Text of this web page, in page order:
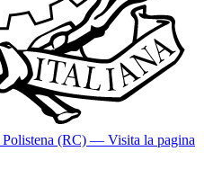
Polistena (RC) — Visita la pagina